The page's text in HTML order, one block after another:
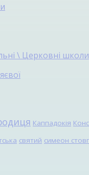
\ Церковні школи
Каппадокія
святий симеон